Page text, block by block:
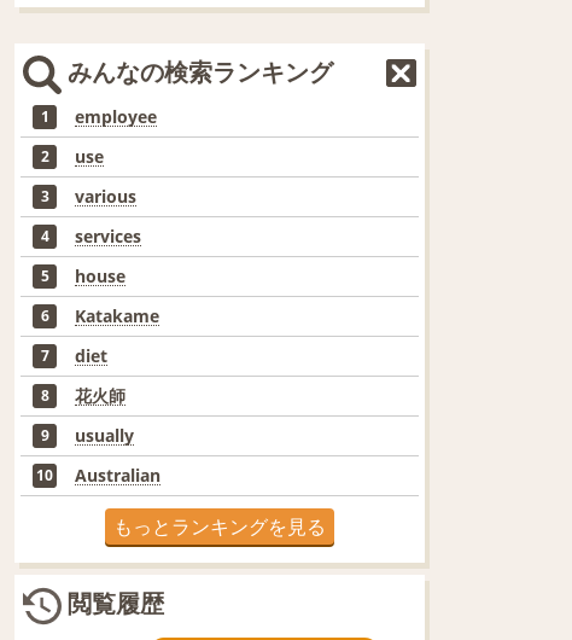
みんなの検索ランキング
1 employee
2 use
3 various
4 services
5 house
6 Katakame
7 diet
8 花火師
9 usually
10 Australian
もっとランキングを見る
閲覧履歴